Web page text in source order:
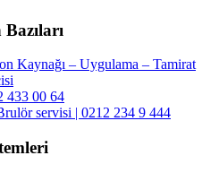
Kaynağı – Uygulama – Tamirat
433 00 64
servisi | 0212 234 9 444